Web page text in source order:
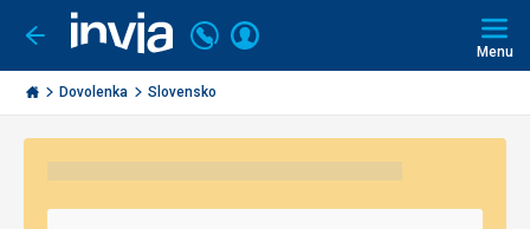
Ísť
späť
Invia.sk
Volajte
+421
2
Prihlásiť
Menu
Dovolenka Slovensko